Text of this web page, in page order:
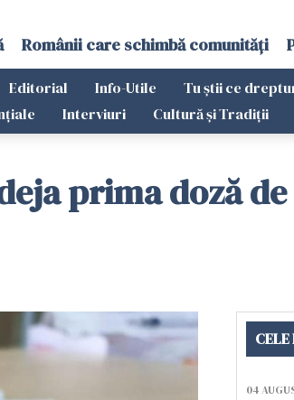
Românii care schimbă comunități
Editorial Info-Utile Tu știi ce
Interviuri Cultură și Tradiții
prima doză
04